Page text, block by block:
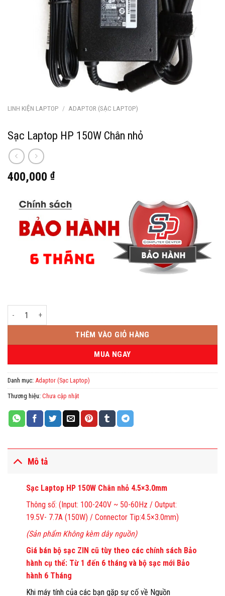
LINH KIỆN LAPTOP / ADAPTOR (SẠC LAPTOP)
Sạc Laptop HP 150W Chân nhỏ
400,000 ₫
Sạc Laptop HP 150W Chân nhỏ số lượng
THÊM VÀO GIỎ HÀNG
MUA NGAY
Danh mục: Adaptor (Sạc Laptop)
Thương hiệu: Chưa cập nhật
Mô tả
Sạc Laptop HP 150W Chân nhỏ 4.5×3.0mm
Thông số: (Input: 100-240V ~ 50-60Hz / Output:
19.5V- 7.7A (150W) / Connector Tip:4.5×3.0mm)
(Sản phẩm Không kèm dây nguồn)
Giá bán bộ sạc ZIN cũ tùy theo các chính sách Bảo
hành cụ thể: Từ 1 đến 6 tháng và bộ sạc mới Bảo
hành 6 Tháng
Khi máy tính của các bạn gặp sự cố về Nguồn